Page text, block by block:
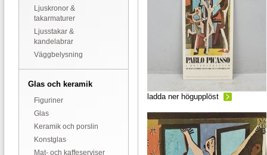
Ljuskronor &
takarmaturer
Ljusstakar &
kandelabrar
Väggbelysning
Glas och keramik
Figuriner
Glas
Keramik och porslin
Konstglas
Mat- och kaffeserviser
ladda ner högupplöst